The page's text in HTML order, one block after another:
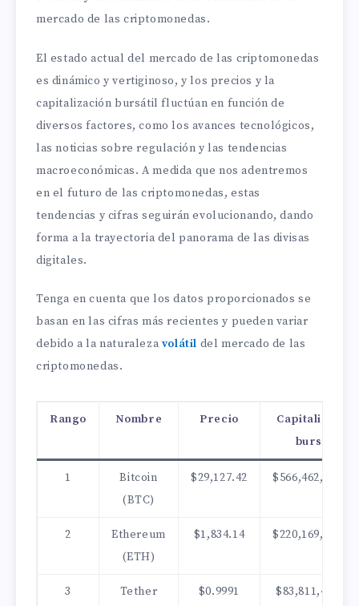
mercado de las criptomonedas.
El estado actual del mercado de las criptomonedas
es dinámico y vertiginoso, y los precios y la
capitalización bursátil fluctúan en función de
diversos factores, como los avances tecnológicos,
las noticias sobre regulación y las tendencias
macroeconómicas. A medida que nos adentremos
en el futuro de las criptomonedas, estas
tendencias y cifras seguirán evolucionando, dando
forma a la trayectoria del panorama de las divisas
digitales.
Tenga en cuenta que los datos proporcionados se
basan en las cifras más recientes y pueden variar
debido a la naturaleza volátil del mercado de las
criptomonedas.
Rango Nombre Precio
Capitalización
bursátil
1
Bitcoin
(BTC)
$29,127.42
2
Ethereum
(ETH)
$1,834.14
3
Tether
$0.9991